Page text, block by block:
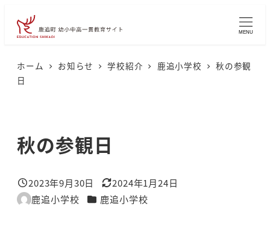
MENU
ホーム お知らせ 学校紹介 鹿追小学校
秋の参観
日
秋の参観日
投稿日
2023年9月30日
更新日
2024年1月24日
著
鹿追小学校 カテゴリー
鹿追小学校